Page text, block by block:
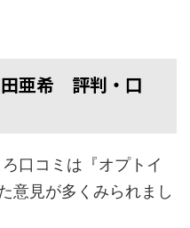
田亜希 評判・口
口コミは『オプトイ
意見が多くみられまし